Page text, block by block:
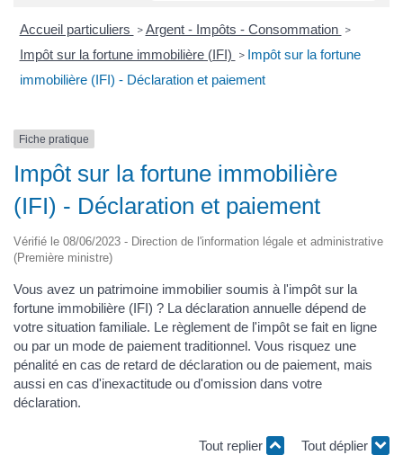
Accueil particuliers > Argent - Impôts - Consommation >
Impôt sur la fortune immobilière (IFI) > Impôt sur la fortune
immobilière (IFI) - Déclaration et paiement
Fiche pratique
Impôt sur la fortune immobilière
(IFI) - Déclaration et paiement
Vérifié le 08/06/2023 - Direction de l'information légale et administrative
(Première ministre)
Vous avez un patrimoine immobilier soumis à l'impôt sur la
fortune immobilière (IFI) ? La déclaration annuelle dépend de
votre situation familiale. Le règlement de l'impôt se fait en ligne
ou par un mode de paiement traditionnel. Vous risquez une
pénalité en cas de retard de déclaration ou de paiement, mais
aussi en cas d'inexactitude ou d'omission dans votre
déclaration.
Tout replier Tout déplier